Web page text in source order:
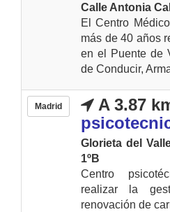
Calle Antonia
El Centro
más de 40 años
en el Puente de
de Conducir,
Madrid
A 3.87
Glorieta del
1ºB
Centro
realizar la
renovación de